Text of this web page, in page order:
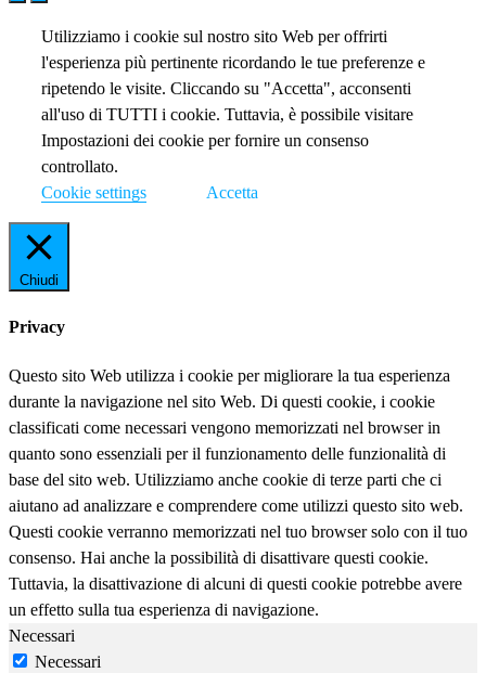
Utilizziamo i cookie sul nostro sito Web per offrirti
l'esperienza più pertinente ricordando le tue preferenze e
ripetendo le visite. Cliccando su "Accetta", acconsenti
all'uso di TUTTI i cookie. Tuttavia, è possibile visitare
Impostazioni dei cookie per fornire un consenso
controllato.
Cookie settings
Accetta
Chiudi
Privacy
Questo sito Web utilizza i cookie per migliorare la tua esperienza
durante la navigazione nel sito Web. Di questi cookie, i cookie
classificati come necessari vengono memorizzati nel browser in
quanto sono essenziali per il funzionamento delle funzionalità di
base del sito web. Utilizziamo anche cookie di terze parti che ci
aiutano ad analizzare e comprendere come utilizzi questo sito web.
Questi cookie verranno memorizzati nel tuo browser solo con il tuo
consenso. Hai anche la possibilità di disattivare questi cookie.
Tuttavia, la disattivazione di alcuni di questi cookie potrebbe avere
un effetto sulla tua esperienza di navigazione.
Necessari
Necessari